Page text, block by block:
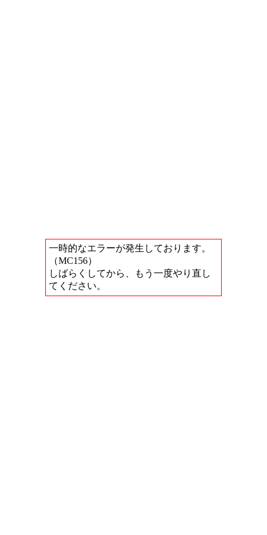
一時的なエラーが発生しております。
（MC156）
しばらくしてから、もう一度やり直し
てください。